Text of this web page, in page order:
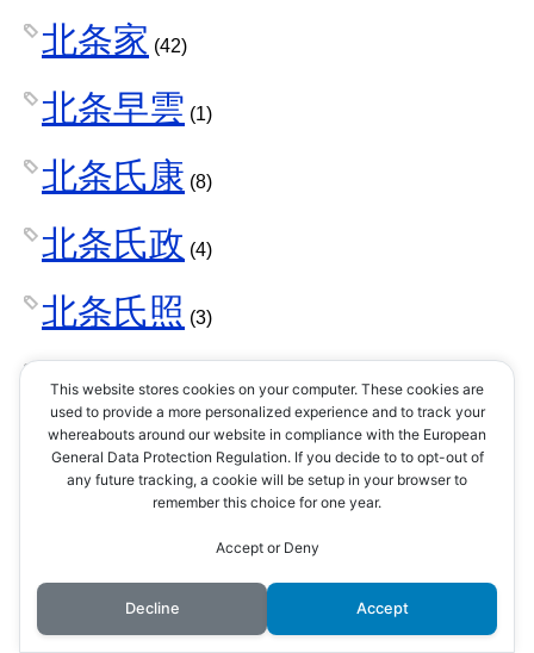
北条家 (42)
北条早雲 (1)
北条氏康 (8)
北条氏政 (4)
北条氏照 (3)
北条氏直(2)
北条氏綱(1)
北条氏規
北条氏邦(1)
This website stores cookies on your computer. These cookies are
used to provide a more personalized experience and to track your
whereabouts around our website in compliance with the European
General Data Protection Regulation. If you decide to to opt-out of
any future tracking, a cookie will be setup in your browser to
remember this choice for one year.
Accept or Deny
Decline Accept